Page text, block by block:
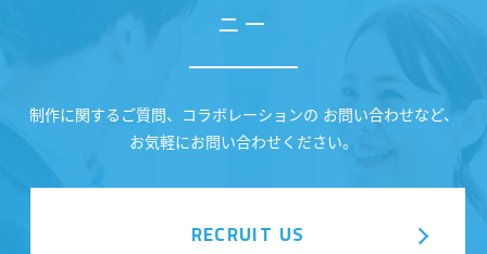
ニー
制作に関するご質問、コラボレーションの お問い合わせなど、
お気軽にお問い合わせください。
RECRUIT US